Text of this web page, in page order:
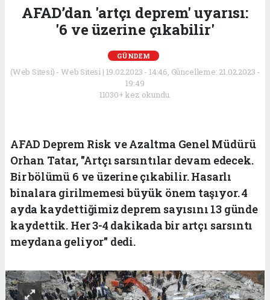
AFAD’dan 'artçı deprem' uyarısı:
'6 ve üzerine çıkabilir'
GÜNDEM
(Web Sitesi) - Web Sitesi | 19.02.2023 - 14:46, Güncelleme: 21.02.2023 -
19:49
11030+ kez okundu.
AFAD Deprem Risk ve Azaltma Genel Müdürü
Orhan Tatar, "Artçı sarsıntılar devam edecek.
Bir bölümü 6 ve üzerine çıkabilir. Hasarlı
binalara girilmemesi büyük önem taşıyor. 4
ayda kaydettiğimiz deprem sayısını 13 günde
kaydettik. Her 3-4 dakikada bir artçı sarsıntı
meydana geliyor" dedi.